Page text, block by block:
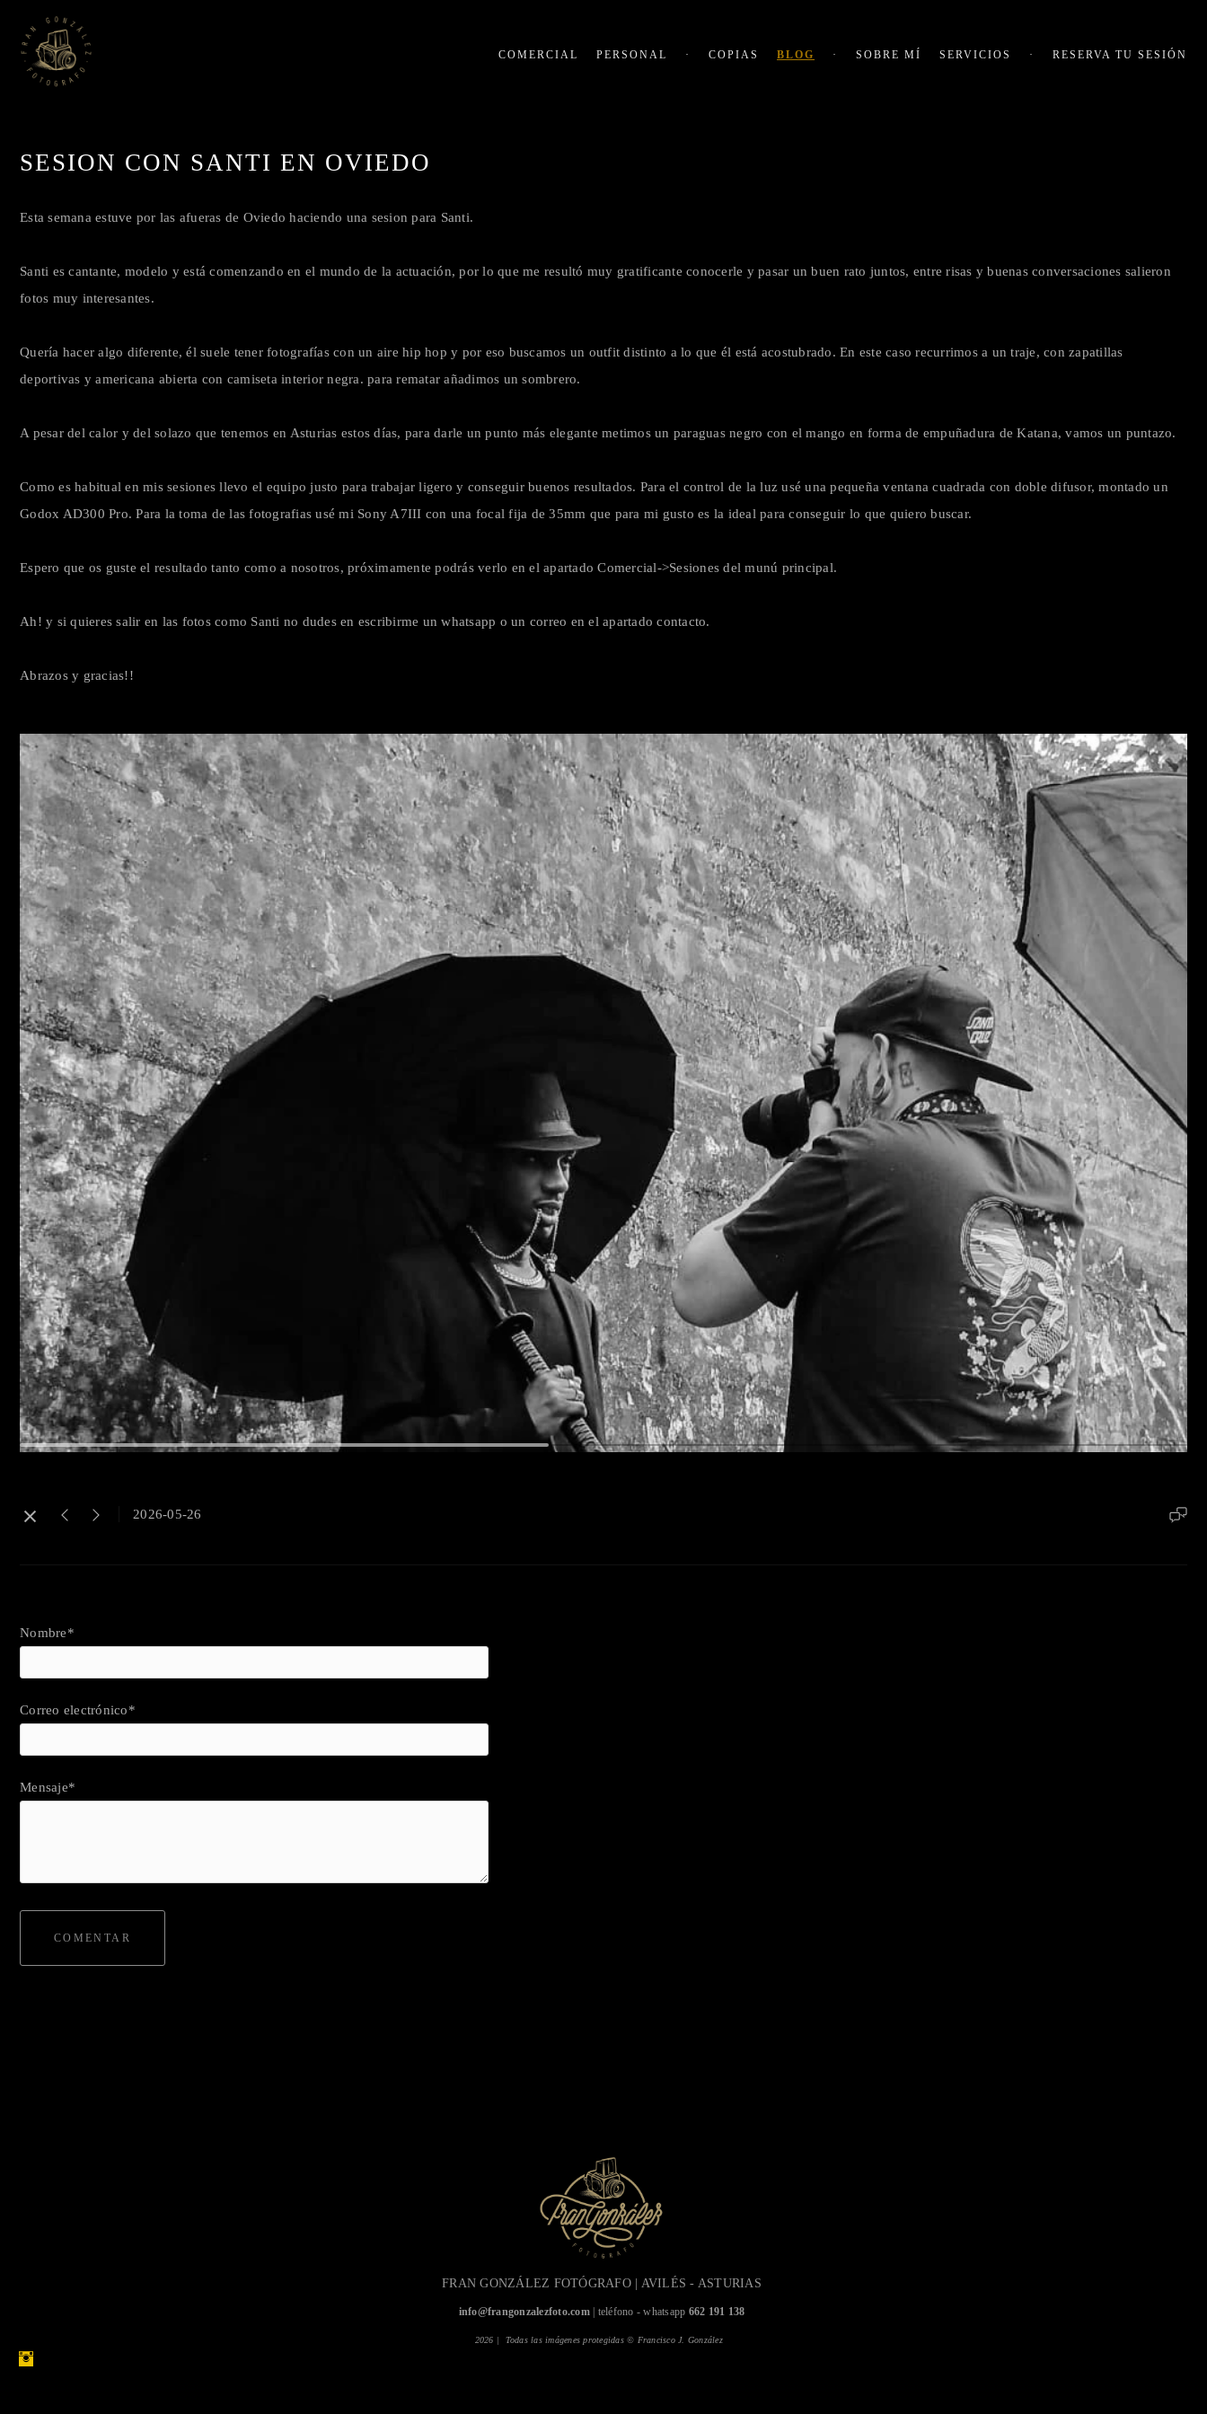
COMERCIAL PERSONAL · COPIAS BLOG · SOBRE MÍ SERVICIOS · RESERVA TU SESIÓN
SESION CON SANTI EN OVIEDO
Esta semana estuve por las afueras de Oviedo haciendo una sesion para Santi.
Santi es cantante, modelo y está comenzando en el mundo de la actuación, por lo que me resultó muy gratificante conocerle y pasar un buen rato juntos, entre risas y buenas conversaciones salieron
fotos muy interesantes.
Quería hacer algo diferente, él suele tener fotografías con un aire hip hop y por eso buscamos un outfit distinto a lo que él está acostubrado. En este caso recurrimos a un traje, con zapatillas
deportivas y americana abierta con camiseta interior negra. para rematar añadimos un sombrero.
A pesar del calor y del solazo que tenemos en Asturias estos días, para darle un punto más elegante metimos un paraguas negro con el mango en forma de empuñadura de Katana, vamos un puntazo.
Como es habitual en mis sesiones llevo el equipo justo para trabajar ligero y conseguir buenos resultados. Para el control de la luz usé una pequeña ventana cuadrada con doble difusor, montado un
Godox AD300 Pro. Para la toma de las fotografias usé mi Sony A7III con una focal fija de 35mm que para mi gusto es la ideal para conseguir lo que quiero buscar.
Espero que os guste el resultado tanto como a nosotros, próximamente podrás verlo en el apartado Comercial->Sesiones del munú principal.
Ah! y si quieres salir en las fotos como Santi no dudes en escribirme un whatsapp o un correo en el apartado contacto.
Abrazos y gracias!!
2026-05-26
Nombre*
Correo electrónico*
Mensaje*
COMENTAR
FRAN GONZÁLEZ FOTÓGRAFO | AVILÉS - ASTURIAS
info@frangonzalezfoto.com| teléfono - whatsapp 662 191 138
2026 | Todas las imágenes protegidas © Francisco J. González